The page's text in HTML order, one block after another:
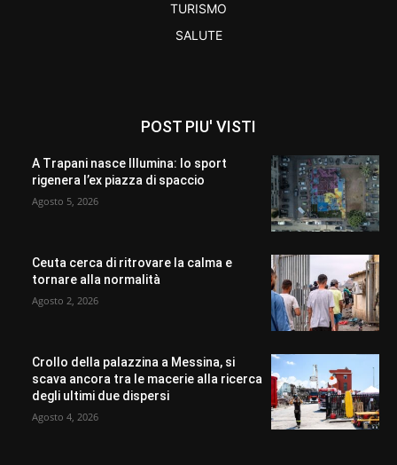
TURISMO
SALUTE
POST PIU' VISTI
A Trapani nasce Illumina: lo sport
rigenera l’ex piazza di spaccio
Agosto 5, 2026
Ceuta cerca di ritrovare la calma e
tornare alla normalità
Agosto 2, 2026
Crollo della palazzina a Messina, si
scava ancora tra le macerie alla ricerca
degli ultimi due dispersi
Agosto 4, 2026